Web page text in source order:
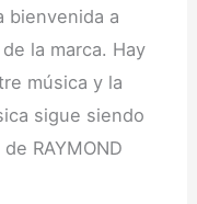
bienvenida a
la marca. Hay
música y la
sigue siendo
RAYMOND